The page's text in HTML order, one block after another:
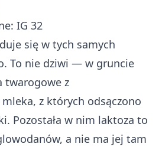
IG 32
się w tych samych
To nie dziwi — w gruncie
twarogowe z
z których odsączono
Pozostała w nim laktoza to
a nie ma jej tam